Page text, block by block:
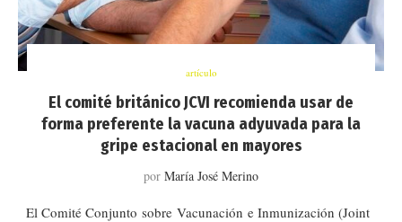
artículo
El comité británico JCVI recomienda usar de
forma preferente la vacuna adyuvada para la
gripe estacional en mayores
por María José Merino
El Comité Conjunto sobre Vacunación e Inmunización (Joint